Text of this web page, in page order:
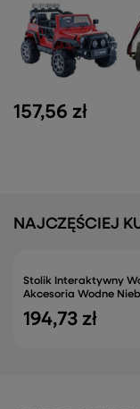
157,56 zł
NAJCZĘŚCIEJ
Stolik Interaktywny
Akcesoria Wodne
194,73 zł